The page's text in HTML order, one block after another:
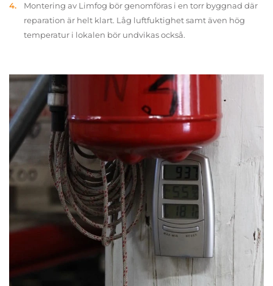
Montering av Limfog bör genomföras i en torr byggnad där
reparation är helt klart. Låg luftfuktighet samt även hög
temperatur i lokalen bör undvikas också.